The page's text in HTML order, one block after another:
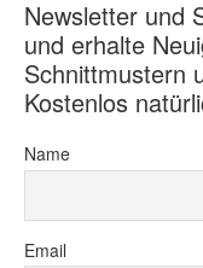
Newsletter und
und erhalte
Schnittmustern
Kostenlos
Name
Email